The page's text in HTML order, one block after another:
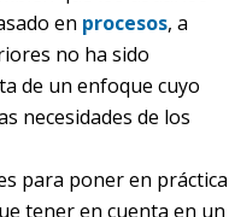
en procesos, a
no ha sido
de un enfoque cuyo
necesidades de los
para poner en práctica
tener en cuenta en un